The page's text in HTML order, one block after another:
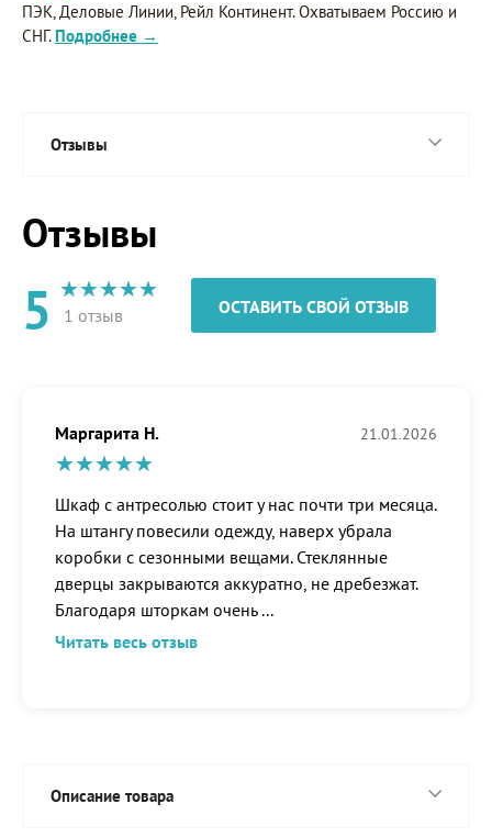
ПЭК, Деловые Линии, Рейл Континент. Охватываем Россию и
СНГ. Подробнее →
Отзывы
Отзывы
5 1 отзыв ОСТАВИТЬ СВОЙ ОТЗЫВ
Маргарита Н. 21.01.2026
Шкаф с антресолью стоит у нас почти три месяца.
На штангу повесили одежду, наверх убрала
коробки с сезонными вещами. Стеклянные
дверцы закрываются аккуратно, не дребезжат.
Благодаря шторкам очень ...
Читать весь отзыв
Описание товара